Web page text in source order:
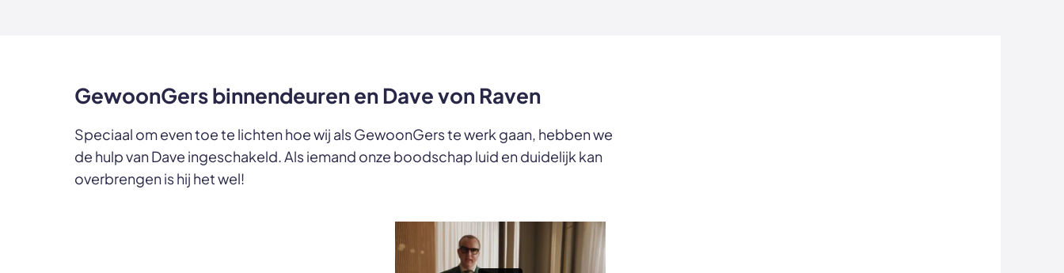
GewoonGers binnendeuren en Dave von Raven
Speciaal om even toe te lichten hoe wij als GewoonGers te werk gaan, hebben we
de hulp van Dave ingeschakeld. Als iemand onze boodschap luid en duidelijk kan
overbrengen is hij het wel!